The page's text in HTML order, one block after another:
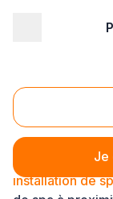
Je
Installation de
installation de